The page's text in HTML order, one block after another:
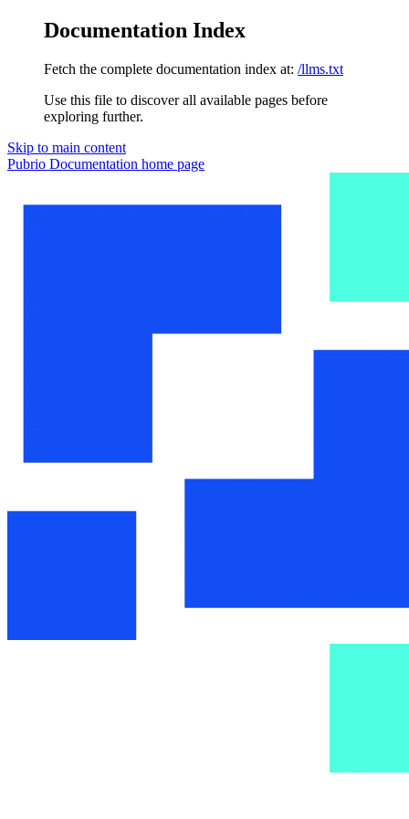
Documentation Index
Fetch the complete documentation index at: /llms.txt
Use this file to discover all available pages before
exploring further.
Skip to main content
Pubrio Documentation home page